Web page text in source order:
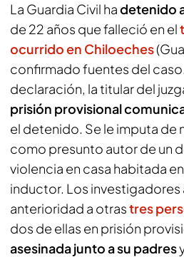
La Guardia Civil hadetenido
de 22 años que falleció en el
ocurrido en Chiloeches
confirmado fuentes del
declaración, la titular del
prisión provisional
el detenido. Se le imputa de
como presunto autor de un
violencia en casa habitada
inductor. Los investigadores
anterioridad a otrastres
dos de ellas en prisión
asesinada junto a su padres